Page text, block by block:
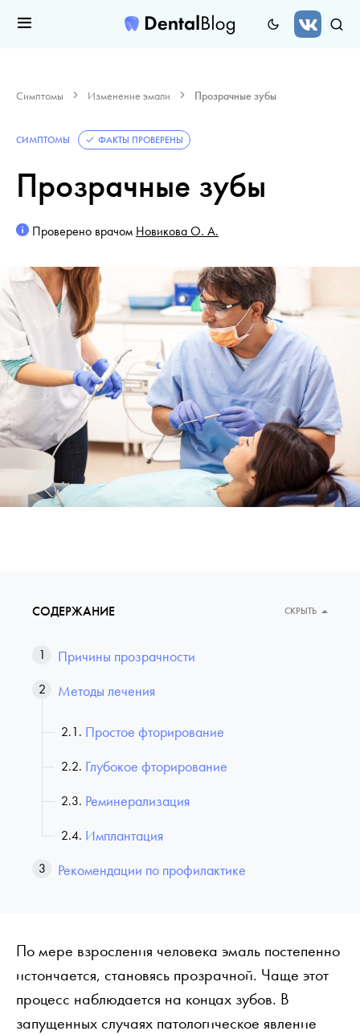
Симптомы Изменение эмали Прозрачные зубы
СИМПТОМЫ ФАКТЫ ПРОВЕРЕНЫ
Прозрачные зубы
Проверено врачом Новикова О. А.
СОДЕРЖАНИЕ СКРЫТЬ
Причины прозрачности
Методы лечения
Простое фторирование
Глубокое фторирование
Реминерализация
Имплантация
Рекомендации по профилактике
По мере взросления человека эмаль постепенно
истончается, становясь прозрачной. Чаще этот
процесс наблюдается на концах зубов. В
запущенных случаях патологическое явление